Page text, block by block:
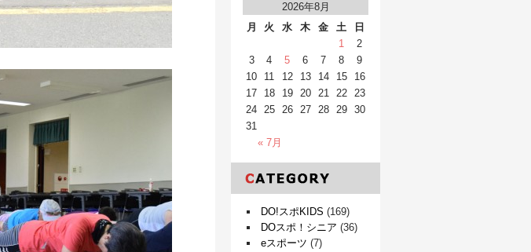
2026年8月
月
火 水 木 金 土 日
« 7月
1
2
3
4 5 6 7 8
9
10
11 12 13 14 15
16
17
18 19 20 21 22
23
24 25 26 27 28 29
30
31
DO!スポKIDS (169)
DOスポ！シニア (36)
eスポーツ (7)